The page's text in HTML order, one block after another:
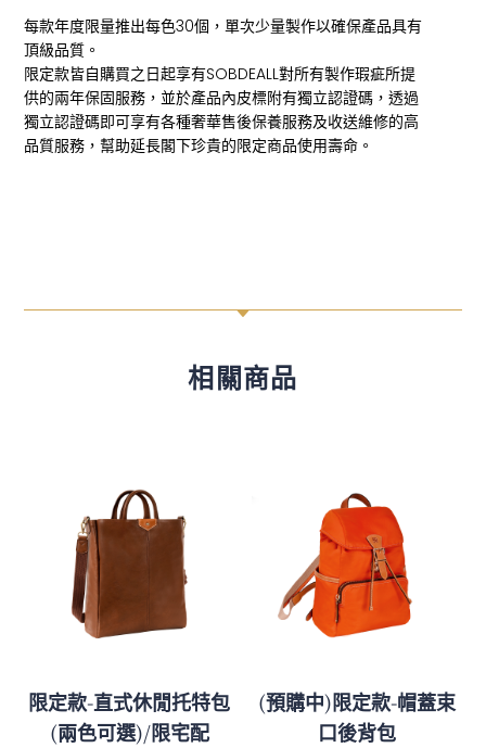
每款年度限量推出每色30個，單次少量製作以確保產品具有
頂級品質。
限定款皆自購買之日起享有SOBDEALL對所有製作瑕疵所提
供的兩年保固服務，並於產品內皮標附有獨立認證碼，透過
獨立認證碼即可享有各種奢華售後保養服務及收送維修的高
品質服務，幫助延長閣下珍貴的限定商品使用壽命。
C
相關商品
限定款-直式休閒托特包
(兩色可選)/限宅配
(預購中)限定款-帽蓋束
口後背包